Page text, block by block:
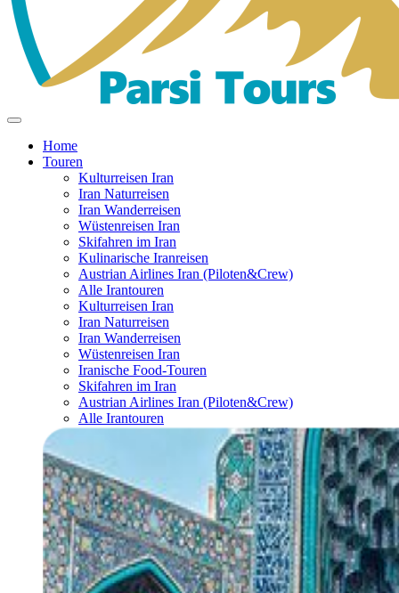
Home
Touren
Kulturreisen Iran
Iran Naturreisen
Iran Wanderreisen
Wüstenreisen Iran
Skifahren im Iran
Kulinarische Iranreisen
Austrian Airlines Iran (Piloten&Crew)
Alle Irantouren
Kulturreisen Iran
Iran Naturreisen
Iran Wanderreisen
Wüstenreisen Iran
Iranische Food-Touren
Skifahren im Iran
Austrian Airlines Iran (Piloten&Crew)
Alle Irantouren